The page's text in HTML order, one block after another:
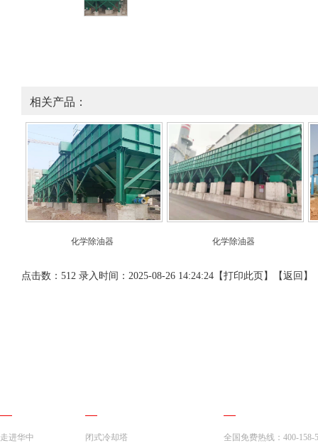
相关产品：
化学除油器 化学除油器
点击数：512 录入时间：2025-08-26 14:24:24【打印此页 】【返回 】
走进华中 闭式冷却塔 全国免费热线：400-158-